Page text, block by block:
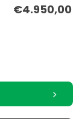
€4.950,00